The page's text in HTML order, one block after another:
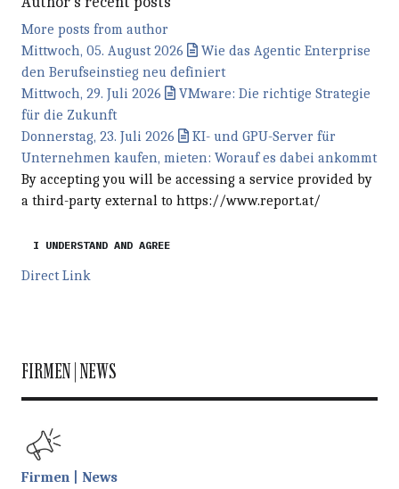
More posts from author
Mittwoch, 05. August 2026
Wie das Agentic Enterprise
den Berufseinstieg neu definiert
Mittwoch, 29. Juli 2026
VMware: Die richtige Strategie
für die Zukunft
Donnerstag, 23. Juli 2026
KI- und GPU-Server für
Unternehmen kaufen, mieten: Worauf es dabei ankommt
By accepting you will be accessing a service provided by
a third-party external to https://www.report.at/
I UNDERSTAND AND AGREE
Direct Link
FIRMEN | NEWS
Firmen | News